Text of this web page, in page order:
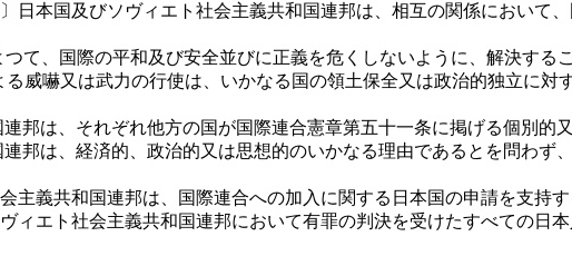
日本国及びソヴィエト社会主義共和国連邦は、相互の関係において
て、国際の平和及び安全並びに正義を危くしないように、解決するこ
威嚇又は武力の行使は、いかなる国の領土保全又は政治的独立に対
邦は、それぞれ他方の国が国際連合憲章第五十一条に掲げる個別的
邦は、経済的、政治的又は思想的のいかなる理由であるとを問わ
主義共和国連邦は、国際連合への加入に関する日本国の申請を支持す
ィエト社会主義共和国連邦において有罪の判決を受けたすべての日